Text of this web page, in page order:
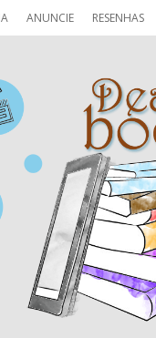
ANUNCIE RESENHAS